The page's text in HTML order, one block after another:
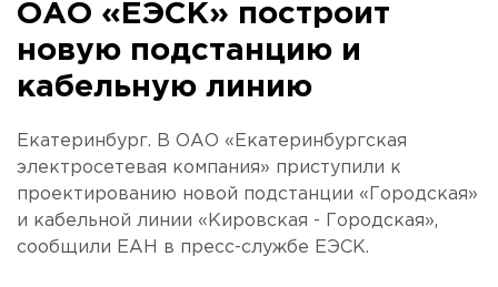
ОАО «ЕЭСК» построит
новую подстанцию и
кабельную линию
Екатеринбург. В ОАО «Екатеринбургская
электросетевая компания» приступили к
проектированию новой подстанции «Городская»
и кабельной линии «Кировская - Городская»,
сообщили ЕАН в пресс-службе ЕЭСК.